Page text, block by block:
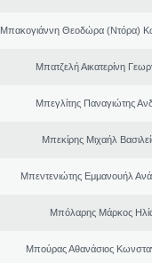
Μπακογιάννη Θεοδώρα (Ντόρα)
Μπατζελή Αικατερίνη
Μπεγλίτης Παναγιώτης
Μπεκίρης Μιχαήλ
Μπεντενιώτης Εμμανουήλ
Μπόλαρης Μάρκος
Μπούρας Αθανάσιος